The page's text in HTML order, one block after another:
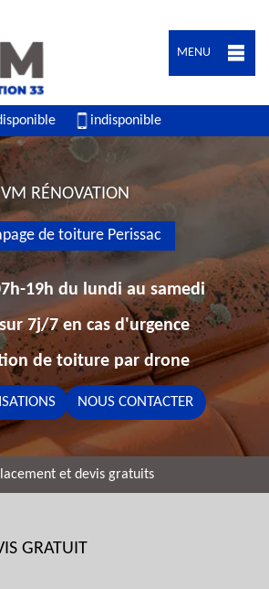
MENU
indisponible
VM RÉNOVATION
de toiture Perissac
19h du lundi au samedi
7j/7 en cas d'urgence
de toiture par drone
NOUS CONTACTER
et devis gratuits
GRATUIT